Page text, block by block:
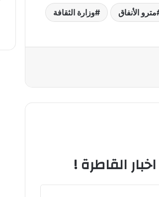
مترو الأنفاق وزارة الثقافة
القاطرة !